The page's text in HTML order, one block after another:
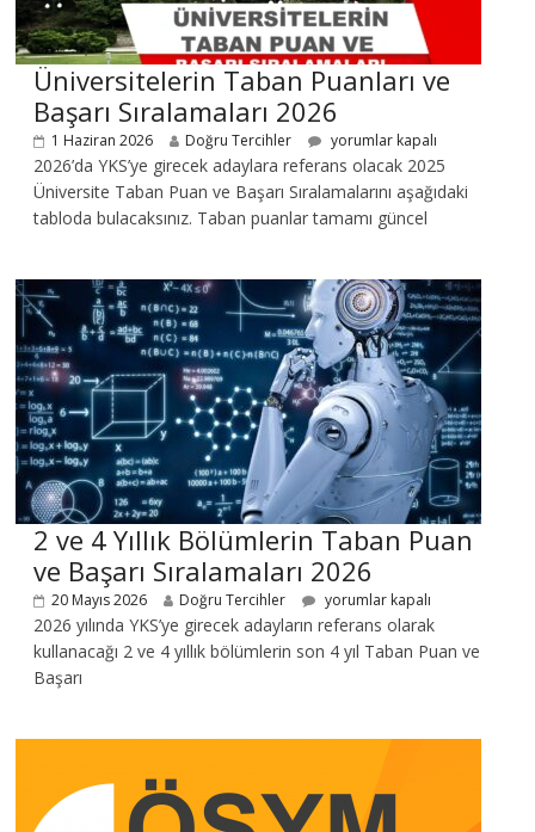
Üniversitelerin Taban Puanları ve
Başarı Sıralamaları 2026
1 Haziran 2026 Doğru Tercihler yorumlar kapalı
2026’da YKS’ye girecek adaylara referans olacak 2025
Üniversite Taban Puan ve Başarı Sıralamalarını aşağıdaki
tabloda bulacaksınız. Taban puanlar tamamı güncel
2 ve 4 Yıllık Bölümlerin Taban Puan
ve Başarı Sıralamaları 2026
20 Mayıs 2026 Doğru Tercihler yorumlar kapalı
2026 yılında YKS’ye girecek adayların referans olarak
kullanacağı 2 ve 4 yıllık bölümlerin son 4 yıl Taban Puan ve
Başarı